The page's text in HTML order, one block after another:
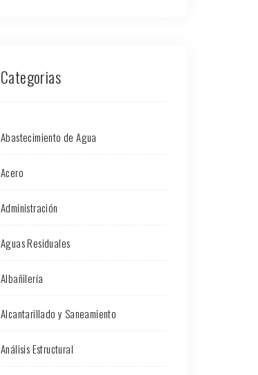
Categorias
Abastecimiento de Agua
Acero
Administración
Aguas Residuales
Albañilería
Alcantarillado y Saneamiento
Análisis Estructural